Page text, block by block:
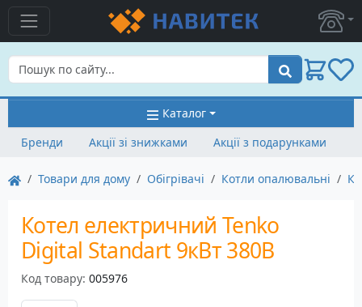
Пошук
Каталог
Бренди
Акції зі знижками Акції з подарунками
Товари для дому Обігрівачі Котли опалювальні
Котел електричний Tenko
Digital Standart 9кВт 380В
Код товару: 005976